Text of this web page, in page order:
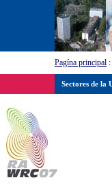
Pagína principal :
Sectores de la